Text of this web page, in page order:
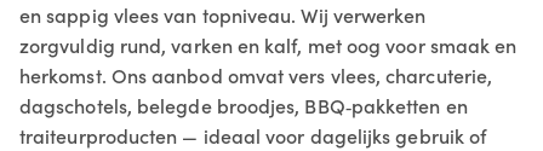
en sappig vlees van topniveau. Wij verwerken
zorgvuldig rund, varken en kalf, met oog voor smaak en
herkomst. Ons aanbod omvat vers vlees, charcuterie,
dagschotels, belegde broodjes, BBQ‑pakketten en
traiteurproducten — ideaal voor dagelijks gebruik of